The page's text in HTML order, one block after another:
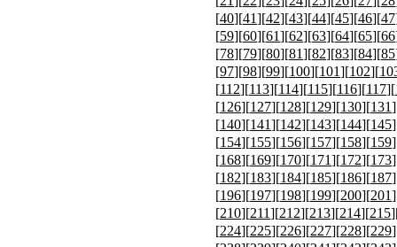
[40][41][42][43][44][45][46][47
[59][60][61][62][63][64][65][66
[78][79][80][81][82][83][84][85
[97][98][99][100][101][102][
[112][113][114][115][116][117][
[126][127][128][129][130][131
[140][141][142][143][144][145
[154][155][156][157][158][159
[168][169][170][171][172][173
[182][183][184][185][186][187
[196][197][198][199][200][201
[210][211][212][213][214][215
[224][225][226][227][228][229